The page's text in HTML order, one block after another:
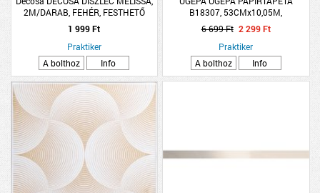
2M/DARAB, FEHÉR, FESTHETŐ
1 999 Ft
Praktiker
A bolthoz
Info
B18307, 53CMx10,05M,
VILÁGOSSZÜRKE-ARANY FAEREZET
MINTÁS
6 699 Ft 2 299 Ft
Praktiker
A bolthoz
Info